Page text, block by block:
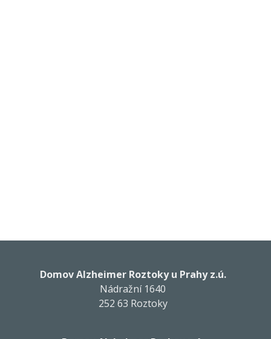
Domov Alzheimer Roztoky u Prahy z.ú.
Nádražní 1640
252 63 Roztoky